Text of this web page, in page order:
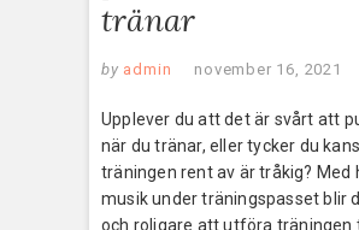
tränar
by admin november 16, 2021
Upplever du att det är svårt att
när du tränar, eller tycker du
träningen rent av är tråkig? Med
musik under träningspasset blir
och roligare att utföra träningen